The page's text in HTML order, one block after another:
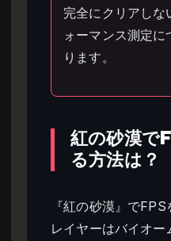
完全にクリアしな
ォーマンス測定
ります。
紅の砂漠で
る方法は？
『紅の砂漠』で
レイヤーはバイオ